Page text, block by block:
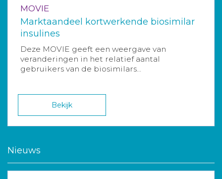
MOVIE
Marktaandeel kortwerkende biosimilar
insulines
Deze MOVIE geeft een weergave van
veranderingen in het relatief aantal
gebruikers van de biosimilars...
Bekijk
Nieuws